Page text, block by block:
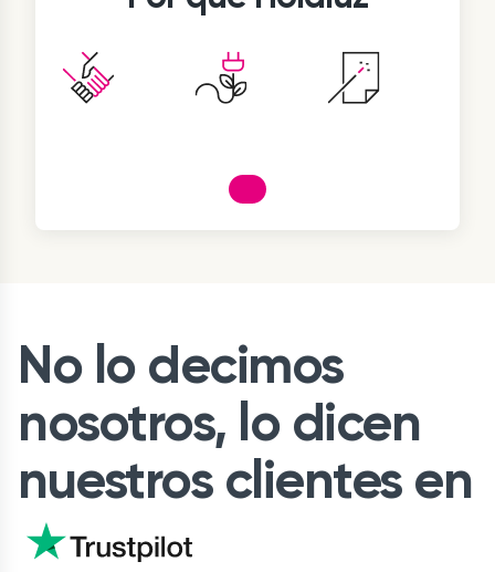
No lo decimos
nosotros, lo dicen
nuestros clientes en